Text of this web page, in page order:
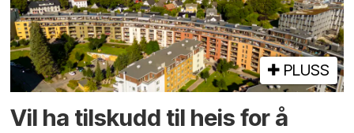
PLUSS
Vil ha tilskudd til heis for å